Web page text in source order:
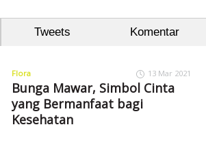
Tweets Komentar
Flora 13 Mar 2021
Bunga Mawar, Simbol Cinta
yang Bermanfaat bagi
Kesehatan